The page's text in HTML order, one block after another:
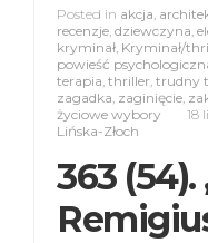
Posted in akcja,
recenzje, dziewczyna,
kryminał, Kryminał/
powieść
terapia, thriller, trudny
zagadka, zaginięcie,
życiowe wybory
18
Lińska-Złoch
363